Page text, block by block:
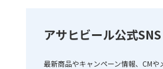
アサヒビール公式SNS
最新商品やキャンペーン情報、CMや